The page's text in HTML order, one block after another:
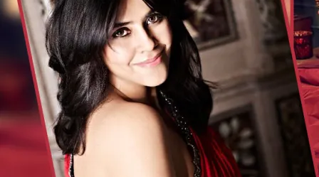
सीन
पर
भड़के
हिंदुस्तानी
भाऊ
तो
काजन
राघवानी
ने